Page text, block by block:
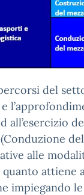
del
e
all’esercizio
alle
attiene
impiegando